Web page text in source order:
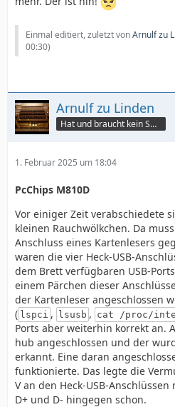
Einmal editiert, zuletzt vonArnulf zu
00:30)
Arnulf zu Linden
Hat und braucht kein Smartphone!
1. Februar 2025 um 18:04
PcChips M810D
Vor einiger Zeit verabschiedete
kleinen Rauchwölkchen. Da
Anschluss eines Kartenlesers
waren die vier Heck-USB-
dem Brett verfügbaren USB-
einem Pärchen dieser
der Kartenleser angeschlossen
( lspci , lsusb , cat /proc/
Ports aber weiterhin korrekt an.
hub angeschlossen und der
erkannt. Eine daran
funktionierte. Das legte die
V an den Heck-USB-
D+ und D- hingegen schon.